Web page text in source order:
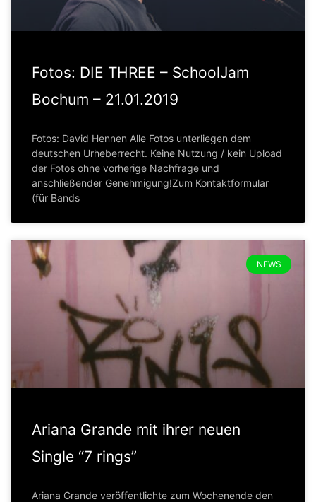
Fotos: DIE THREE – SchoolJam
Bochum – 21.01.2019
Fotos: David Hennen Alle Fotos unterliegen dem
deutschen Urheberrecht. Keine Nutzung / kein Upload
der Fotos ohne vorherige Nachfrage und
anschließender Genehmigung!Zum Kontaktformular
(für Bands
NEWS
Ariana Grande mit ihrer neuen
Single “7 rings”
Ariana Grande veröffentlichte zum Wochenende den